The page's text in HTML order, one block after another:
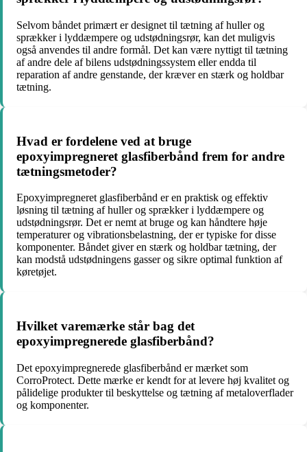
Selvom båndet primært er designet til tætning af huller og
sprækker i lyddæmpere og udstødningsrør, kan det muligvis
også anvendes til andre formål. Det kan være nyttigt til tætning
af andre dele af bilens udstødningssystem eller endda til
reparation af andre genstande, der kræver en stærk og holdbar
tætning.
Hvad er fordelene ved at bruge
epoxyimpregneret glasfiberbånd frem for andre
tætningsmetoder?
Epoxyimpregneret glasfiberbånd er en praktisk og effektiv
løsning til tætning af huller og sprækker i lyddæmpere og
udstødningsrør. Det er nemt at bruge og kan håndtere høje
temperaturer og vibrationsbelastning, der er typiske for disse
komponenter. Båndet giver en stærk og holdbar tætning, der
kan modstå udstødningens gasser og sikre optimal funktion af
køretøjet.
Hvilket varemærke står bag det
epoxyimpregnerede glasfiberbånd?
Det epoxyimpregnerede glasfiberbånd er mærket som
CorroProtect. Dette mærke er kendt for at levere høj kvalitet og
pålidelige produkter til beskyttelse og tætning af metaloverflader
og komponenter.